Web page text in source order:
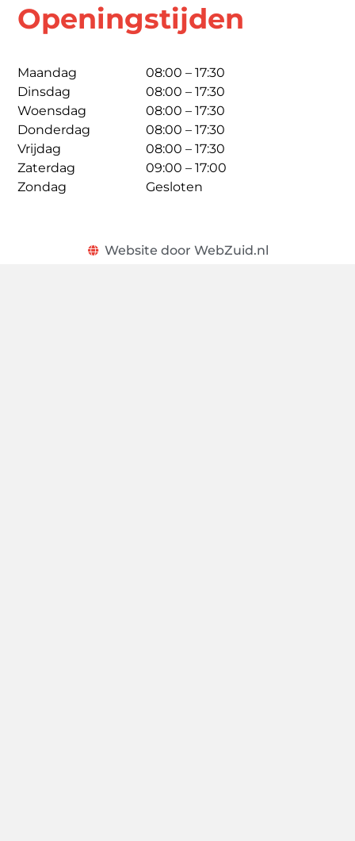
Openingstijden
Maandag
Dinsdag
Woensdag
Donderdag
Vrijdag
Zaterdag
Zondag
08:00 – 17:30
08:00 – 17:30
08:00 – 17:30
08:00 – 17:30
08:00 – 17:30
09:00 – 17:00
Gesloten
Website door WebZuid.nl